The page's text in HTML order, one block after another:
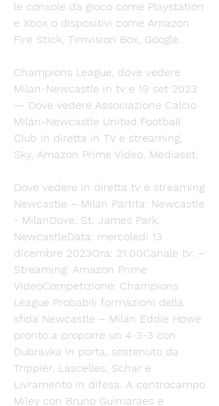
le console da gioco come Playstation
e Xbox o dispositivi come Amazon
Fire Stick, Timvision Box, Google.
Champions League, dove vedere
Milan-Newcastle in tv e 19 set 2023
— Dove vedere Associazione Calcio
Milan-Newcastle United Football
Club in diretta in TV e streaming,
Sky, Amazon Prime Video, Mediaset.
Dove vedere in diretta tv e streaming
Newcastle – Milan Partita: Newcastle
- MilanDove: St. James Park,
NewcastleData: mercoledì 13
dicembre 2023Ora: 21:00Canale tv: –
Streaming: Amazon Prime
VideoCompetizione: Champions
League Probabili formazioni della
sfida Newcastle – Milan Eddie Howe
pronto a proporre un 4-3-3 con
Dubravka in porta, sostenuto da
Trippier, Lascelles, Schar e
Livramento in difesa. A centrocampo
Miley con Bruno Guimaraes e